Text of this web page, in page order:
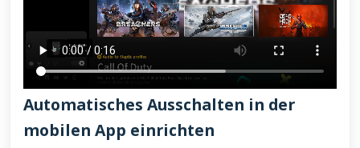
Automatisches Ausschalten in der
mobilen App einrichten